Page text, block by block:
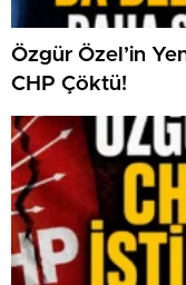
Özgür Özel’in
CHP Çöktü!